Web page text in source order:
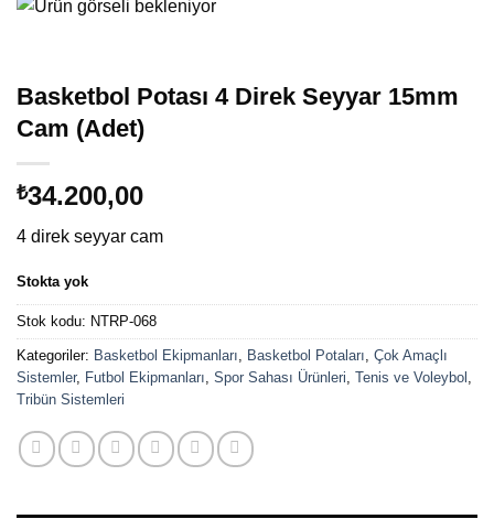
Basketbol Potası 4 Direk Seyyar 15mm
Cam (Adet)
₺34.200,00
4 direk seyyar cam
Stokta yok
Stok kodu: NTRP-068
Kategoriler: Basketbol Ekipmanları, Basketbol Potaları, Çok Amaçlı
Sistemler, Futbol Ekipmanları, Spor Sahası Ürünleri, Tenis ve Voleybol ,
Tribün Sistemleri